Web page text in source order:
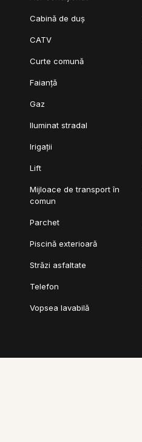
Cabină de duș
CATV
Curte comună
Faianță
Gaz
Iluminat stradal
Irigații
Lift
Mijloace de transport în
comun
Parchet
Piscină exterioară
Străzi asfaltate
Telefon
Vopsea lavabilă